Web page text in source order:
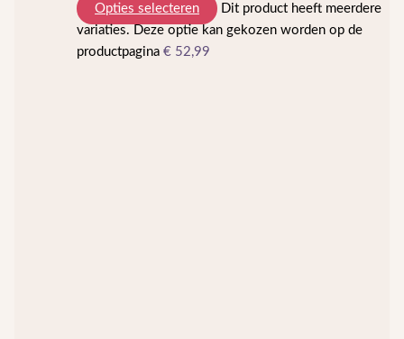
Opties selecteren
Dit product heeft meerdere
variaties. Deze optie kan gekozen worden op de
productpagina€ 52,99